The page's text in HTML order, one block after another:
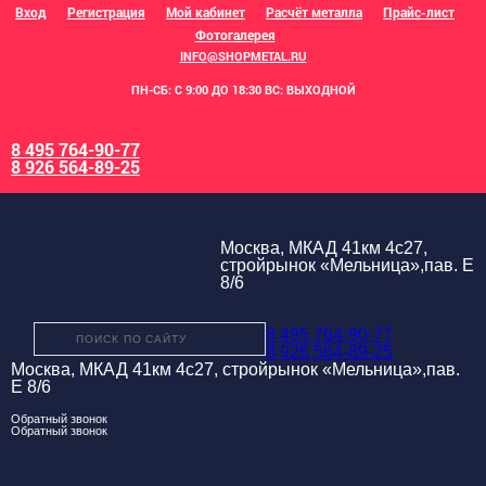
Вход Регистрация Мой кабинет Расчёт металла
Прайс-лист
Фотогалерея
INFO@SHOPMETAL.RU
ПН-СБ: С 9:00 ДО 18:30 ВС: ВЫХОДНОЙ
8 495 764-90-77
8 926 564-89-25
Москва, МКАД 41км 4с27,
стройрынок «Мельница»,пав. Е
8/6
8 495 764-90-77
8 926 564-89-25
Москва, МКАД 41км 4с27, стройрынок «Мельница»,пав.
Е 8/6
Обратный звонок
Обратный звонок